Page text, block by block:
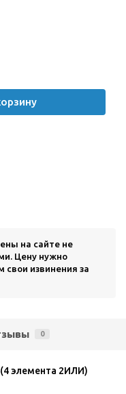
на сайте не
Цену нужно
извинения за
0
элемента 2ИЛИ)